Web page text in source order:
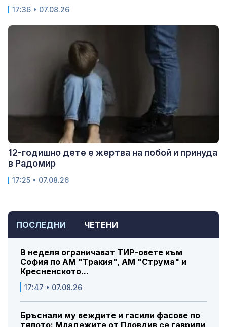
ПОСЛЕДНИ ЧЕТЕНИ
В неделя ограничават ТИР-овете към
София по АМ "Тракия", АМ "Струма" и
Кресненското...
17:47 • 07.08.26
Бръснали му веждите и гасили фасове по
17:36 • 07.08.26
12-годишно дете е жертва на побой и принуда
в Радомир
17:25 • 07.08.26